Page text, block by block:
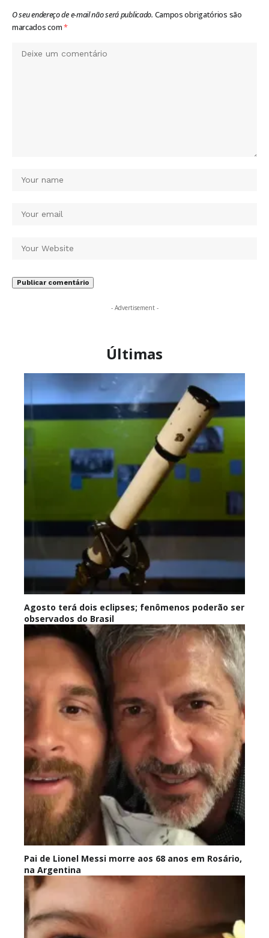
O seu endereço de e-mail não será publicado. Campos obrigatórios são
marcados com*
- Advertisement -
Últimas
Agosto terá dois eclipses; fenômenos poderão ser
observados do Brasil
Pai de Lionel Messi morre aos 68 anos em Rosário,
na Argentina